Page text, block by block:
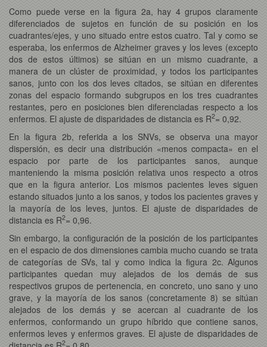
Como puede verse en la figura 2a, hay 4 grupos claramente
diferenciados de sujetos en función de su posición en los
cuadrantes/ejes, y uno situado entre estos cuatro. Tal y como se
esperaba, los enfermos de Alzheimer graves y los leves (excepto
dos de estos últimos) se sitúan en un mismo cuadrante, a
manera de un clúster de proximidad, y todos los participantes
sanos, junto con los dos leves citados, se sitúan en diferentes
zonas del espacio formando subgrupos en los tres cuadrantes
restantes, pero en posiciones bien diferenciadas respecto a los
enfermos. El ajuste de disparidades de distancia es R2= 0,92.
En la figura 2b, referida a los SNVs, se observa una mayor
dispersión, es decir una distribución «menos compacta» en el
espacio por parte de los participantes sanos, aunque
manteniendo la misma posición relativa unos respecto a otros
que en la figura anterior. Los mismos pacientes leves siguen
estando situados junto a los sanos, y todos los pacientes graves y
la mayoría de los leves, juntos. El ajuste de disparidades de
distancia es R2= 0,96.
Sin embargo, la configuración de la posición de los participantes
en el espacio de dos dimensiones cambia mucho cuando se trata
de categorías de SVs, tal y como indica la figura 2c. Algunos
participantes quedan muy alejados de los demás de sus
respectivos grupos de pertenencia, en concreto, uno sano y uno
grave, y la mayoría de los sanos (concretamente 8) se sitúan
alejados de los demás y se acercan al cuadrante de los
enfermos, conformando un grupo híbrido que contiene sanos,
enfermos leves y enfermos graves. El ajuste de disparidades de
2